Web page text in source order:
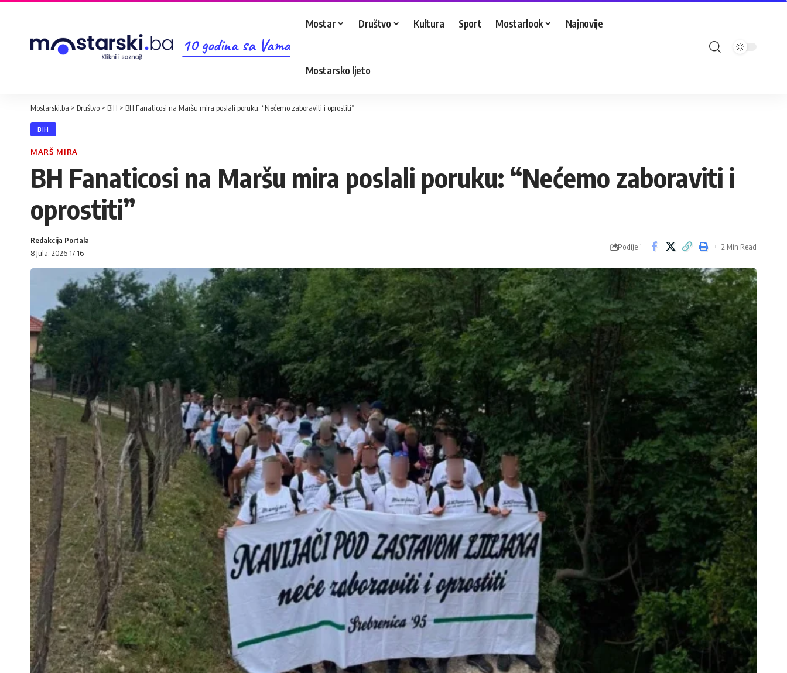
10 godina sa Vama
Mostar Društvo Kultura Sport Mostarlook Najnovije
Mostarsko ljeto
Mostarski.ba > Društvo > BiH > BH Fanaticosi na Maršu mira poslali poruku: “Nećemo zaboraviti i oprostiti”
BIH
MARŠ MIRA
BH Fanaticosi na Maršu mira poslali poruku: “Nećemo zaboraviti i
oprostiti”
8 Jula, 2026 17:16
Redakcija Portala
Podijeli 2 Min Read